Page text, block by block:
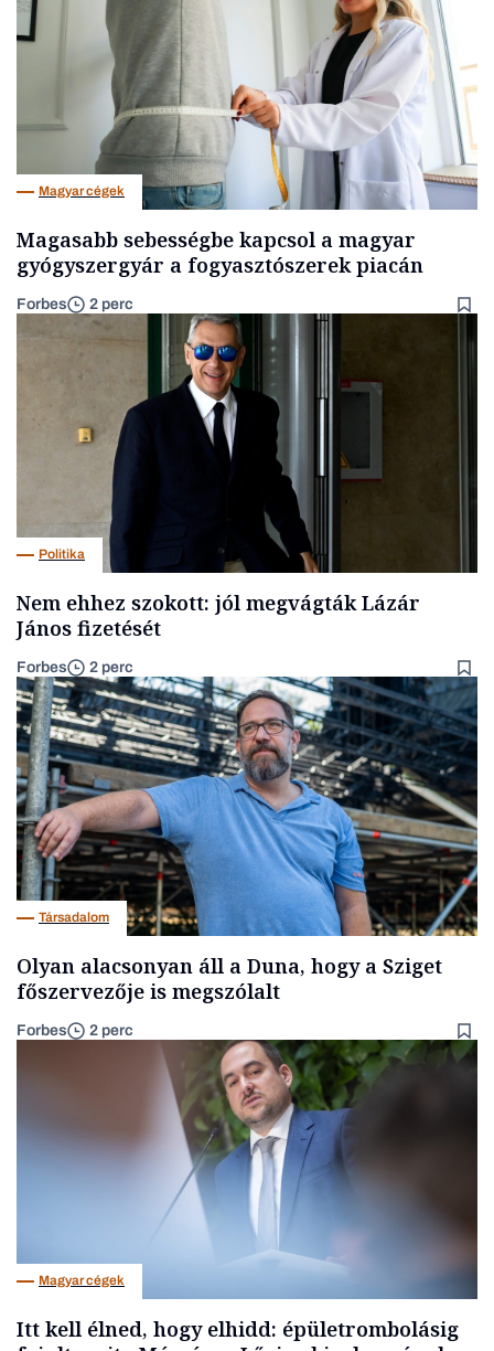
Magyar cégek
Magasabb sebességbe kapcsol a magyar
gyógyszergyár a fogyasztószerek piacán
Forbes 2 perc
Politika
Nem ehhez szokott: jól megvágták Lázár
János fizetését
Forbes 2 perc
Társadalom
Olyan alacsonyan áll a Duna, hogy a Sziget
főszervezője is megszólalt
Forbes 2 perc
Magyar cégek
Itt kell élned, hogy elhidd: épületrombolásig